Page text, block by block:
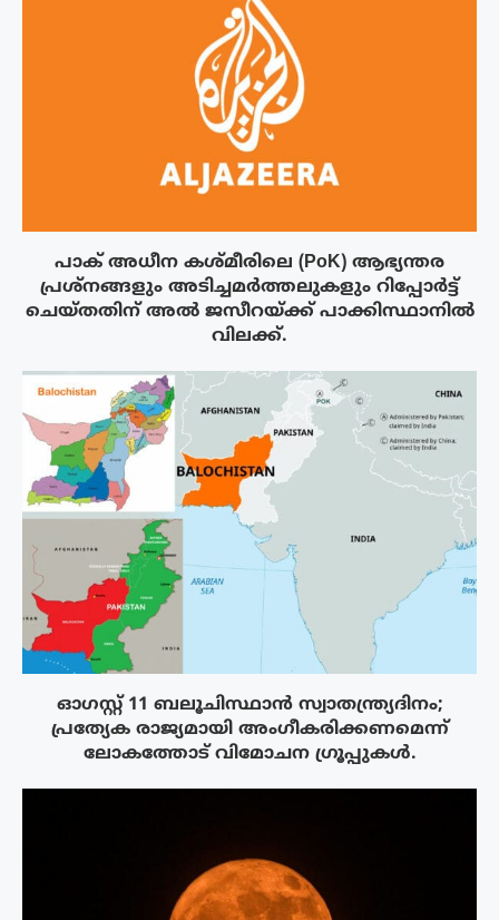
പാക് അധീന കശ്മീരിലെ (PoK) ആഭ്യന്തര
പ്രശ്നങ്ങളും അടിച്ചമർത്തലുകളും റിപ്പോർട്ട്
ചെയ്തതിന് അൽ ജസീറയ്‌ക്ക് പാക്കിസ്ഥാനിൽ
വിലക്ക്.
ഓഗസ്റ്റ് 11 ബലൂചിസ്ഥാൻ സ്വാതന്ത്ര്യദിനം;
പ്രത്യേക രാജ്യമായി അംഗീകരിക്കണമെന്ന്
ലോകത്തോട് വിമോചന ഗ്രൂപ്പുകൾ.